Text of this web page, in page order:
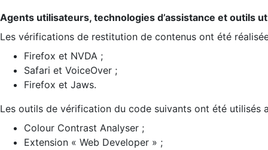
Agents utilisateurs, technologies d’assistance et outils
Les vérifications de restitution de contenus ont été
Firefox et NVDA ;
Safari et VoiceOver ;
Firefox et Jaws.
Les outils de vérification du code suivants ont été utilisés
Colour Contrast Analyser ;
Extension « Web Developer » ;